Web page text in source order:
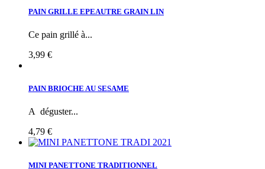
PAIN GRILLE EPEAUTRE GRAIN LIN
Ce pain grillé à...
3,99 €
PAIN BRIOCHE AU SESAME
A déguster...
4,79 €
MINI PANETTONE TRADITIONNEL